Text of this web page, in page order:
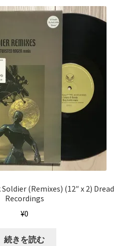
(Remixes) (12″ x 2) Dread
Recordings
¥0
続きを読む